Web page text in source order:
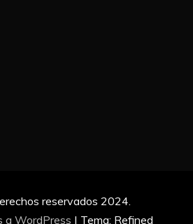
reservados 2024.
a WordPress | Tema: Refined